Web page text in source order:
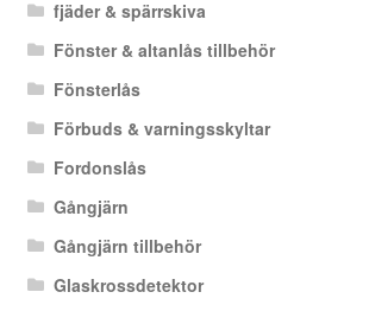
fjäder & spärrskiva
Fönster & altanlås tillbehör
Fönsterlås
Förbuds & varningsskyltar
Fordonslås
Gångjärn
Gångjärn tillbehör
Glaskrossdetektor